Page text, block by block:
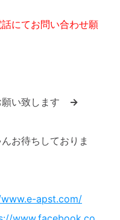
にてお問い合わせ願
い致します →
お待ちしておりま
apst.com/